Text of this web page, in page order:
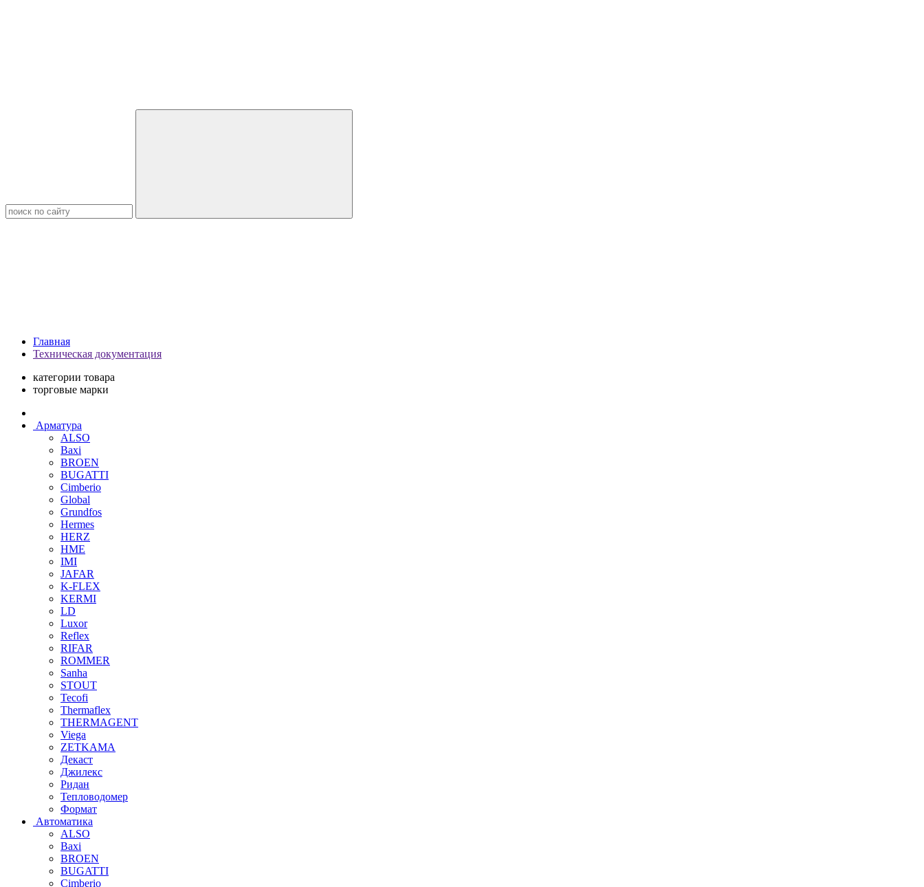
Главная
Техническая документация
категории товара
торговые марки
Арматура
ALSO
Baxi
BROEN
BUGATTI
Cimberio
Global
Grundfos
Hermes
HERZ
HME
IMI
JAFAR
K-FLEX
KERMI
LD
Luxor
Reflex
RIFAR
ROMMER
Sanha
STOUT
Tecofi
Thermaflex
THERMAGENT
Viega
ZETKAMA
Декаст
Джилекс
Ридан
Тепловодомер
Формат
Автоматика
ALSO
Baxi
BROEN
BUGATTI
Cimberio